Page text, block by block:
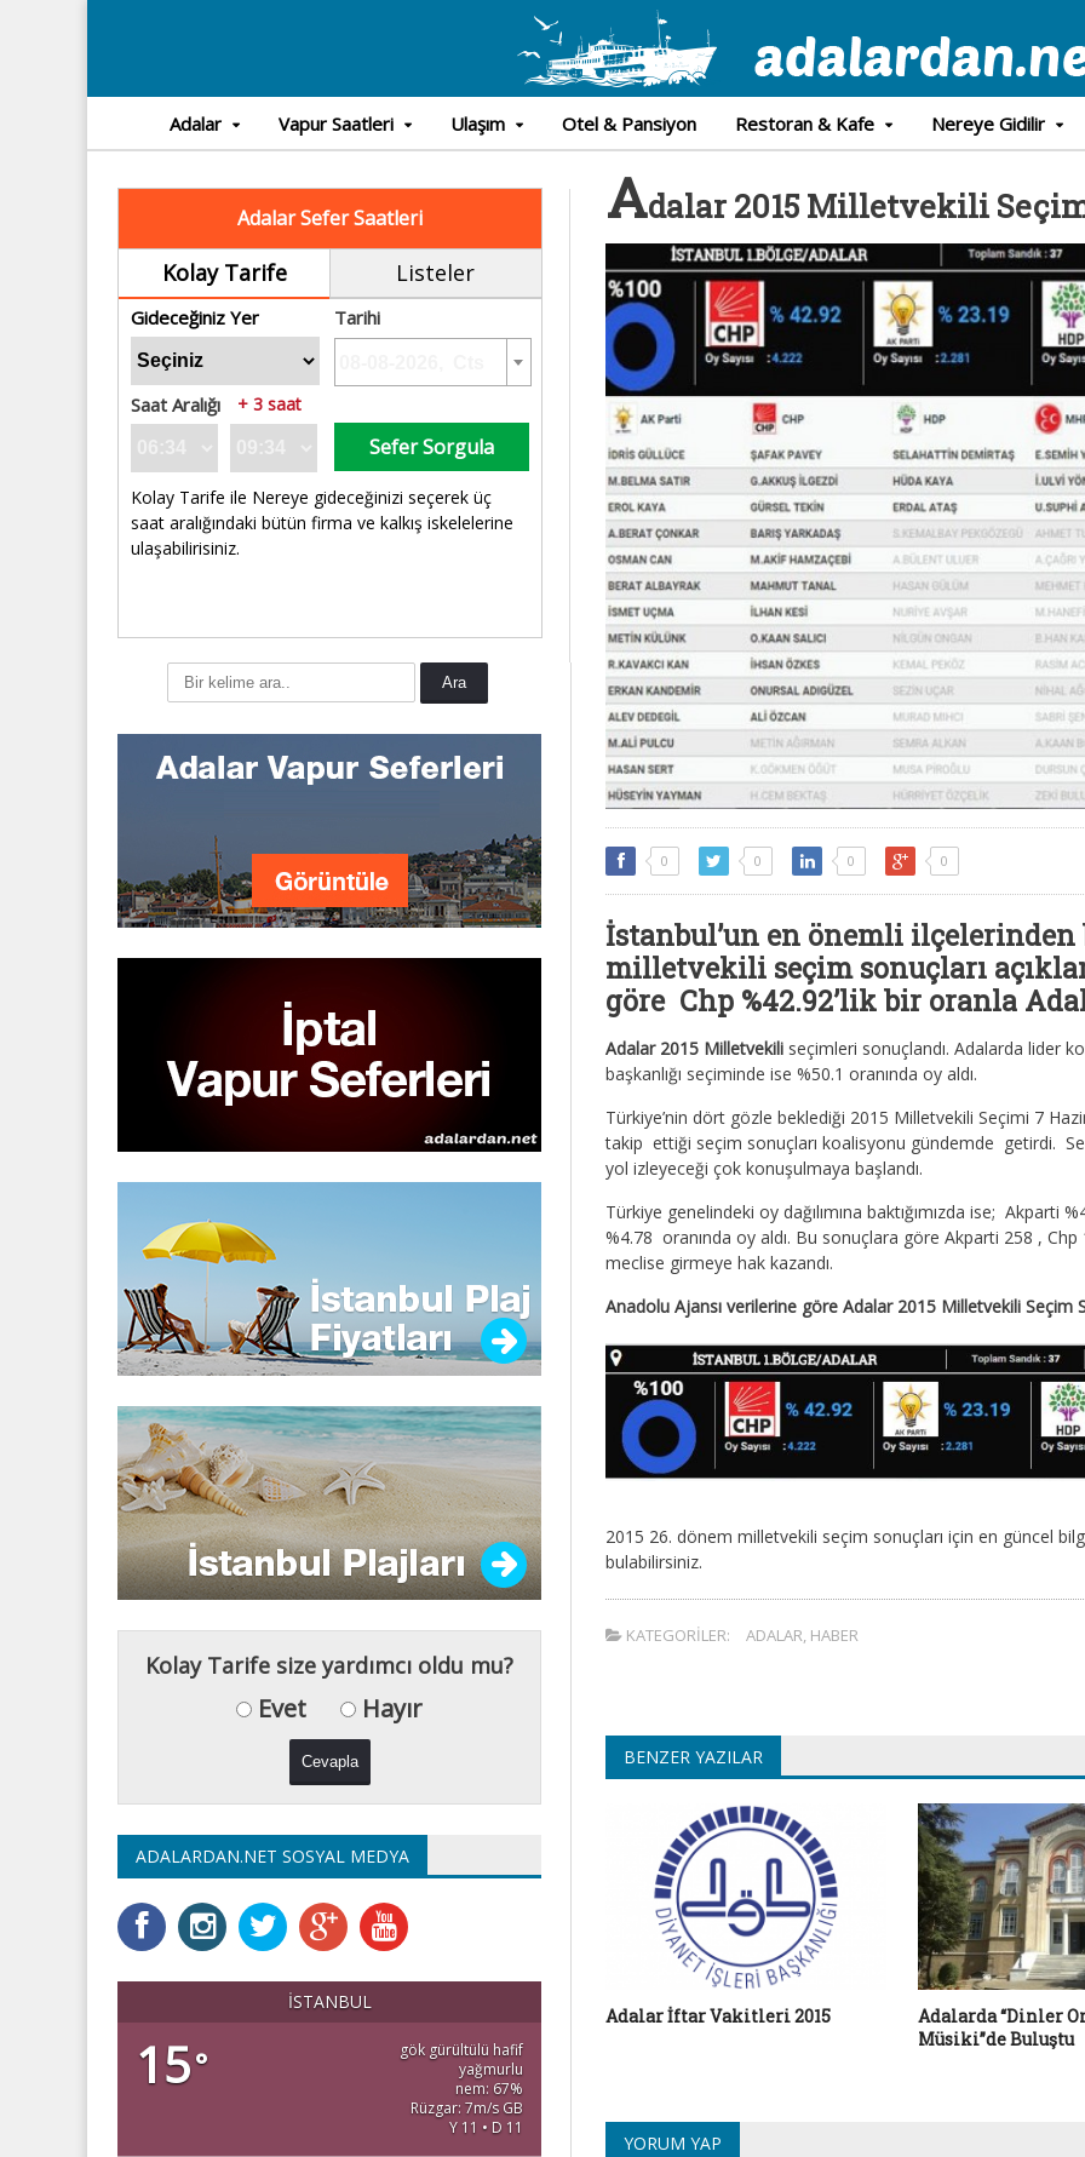
Adalar Vapur Saatleri Ulaşım Otel & Pansiyon Restoran & Kafe Nereye Gidilir
Adalar Sefer Saatleri
Kolay Tarife Listeler
Gideceğiniz Yer Tarihi
Saat Aralığı + 3 saat
Sefer Sorgula
Kolay Tarife ile Nereye gideceğinizi seçerek üç
saat aralığındaki bütün firma ve kalkış iskelelerine
ulaşabilirisiniz.
Adalar 2015 Milletvekili
0 0 0 0
İstanbul’un en önemli ilçelerinden
milletvekili seçim sonuçları
göre Chp %42.92’lik bir oranla
Adalar 2015 Milletvekili seçimleri sonuçlandı. Adalarda lider
başkanlığı seçiminde ise %50.1 oranında oy aldı.
Türkiye’nin dört gözle beklediği 2015 Milletvekili Seçimi 7
takip ettiği seçim sonuçları koalisyonu gündemde getirdi.
yol izleyeceği çok konuşulmaya başlandı.
Türkiye genelindeki oy dağılımına baktığımızda ise; Akparti
%4.78 oranında oy aldı. Bu sonuçlara göre Akparti 258 ,
meclise girmeye hak kazandı.
Anadolu Ajansı verilerine göre Adalar 2015 Milletvekili Seçim
2015 26. dönem milletvekili seçim sonuçları için en güncel
bulabilirsiniz.
KATEGORILER: ADALAR, HABER
BENZER YAZILAR
Adalar İftar Vakitleri 2015
Adalarda “Dinler
Müsiki”de Buluştu
YORUM YAP
Kolay Tarife size yardımcı oldu mu?
Evet Hayır
ADALARDAN.NET SOSYAL MEDYA
İSTANBUL
15°
gök gürültülü hafif
yağmurlu
nem: 67%
Rüzgar: 7m/s GB
Y 11 • D 11